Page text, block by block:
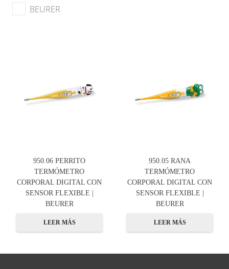
BEURER
950.06 PERRITO
TERMÓMETRO
CORPORAL DIGITAL CON
SENSOR FLEXIBLE |
BEURER
LEER MÁS
950.05 RANA
TERMÓMETRO
CORPORAL DIGITAL CON
SENSOR FLEXIBLE |
BEURER
LEER MÁS